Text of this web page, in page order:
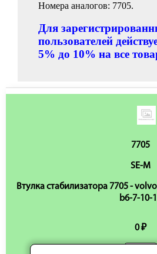
Номера аналогов: 7705.
Для
пользователей
5% до 10% на все
7705
SE-M
Втулка стабилизатора 7705 -
b6-7-10-
0 ₽